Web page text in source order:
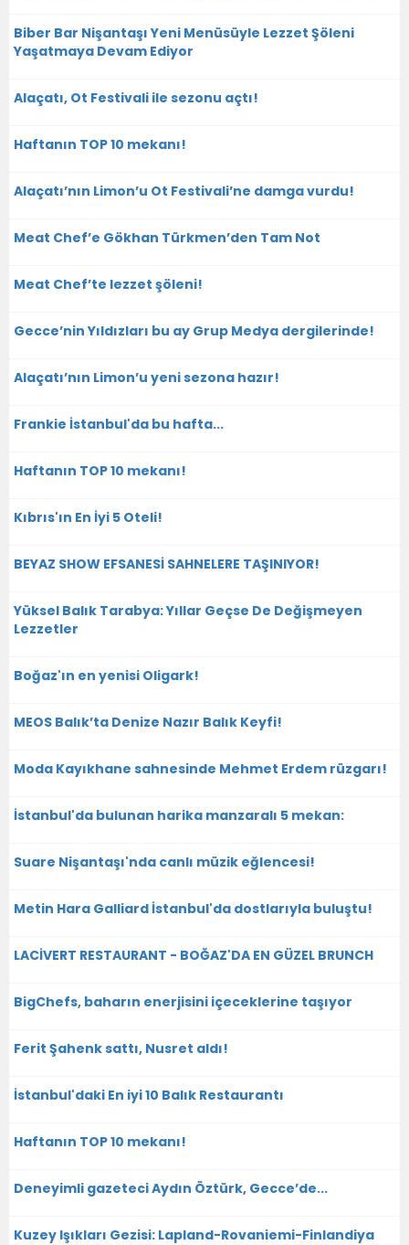
Biber Bar Nişantaşı Yeni Menüsüyle Lezzet Şöleni
Yaşatmaya Devam Ediyor
Alaçatı, Ot Festivali ile sezonu açtı!
Haftanın TOP 10 mekanı!
Alaçatı’nın Limon’u Ot Festivali’ne damga vurdu!
Meat Chef’e Gökhan Türkmen’den Tam Not
Meat Chef’te lezzet şöleni!
Gecce’nin Yıldızları bu ay Grup Medya dergilerinde!
Alaçatı’nın Limon’u yeni sezona hazır!
Frankie İstanbul'da bu hafta...
Haftanın TOP 10 mekanı!
Kıbrıs'ın En İyi 5 Oteli!
BEYAZ SHOW EFSANESİ SAHNELERE TAŞINIYOR!
Yüksel Balık Tarabya: Yıllar Geçse De Değişmeyen
Lezzetler
Boğaz'ın en yenisi Oligark!
MEOS Balık’ta Denize Nazır Balık Keyfi!
Moda Kayıkhane sahnesinde Mehmet Erdem rüzgarı!
İstanbul'da bulunan harika manzaralı 5 mekan:
Suare Nişantaşı'nda canlı müzik eğlencesi!
Metin Hara Galliard İstanbul'da dostlarıyla buluştu!
LACİVERT RESTAURANT - BOĞAZ'DA EN GÜZEL BRUNCH
BigChefs, baharın enerjisini içeceklerine taşıyor
Ferit Şahenk sattı, Nusret aldı!
İstanbul'daki En iyi 10 Balık Restaurantı
Haftanın TOP 10 mekanı!
Deneyimli gazeteci Aydın Öztürk, Gecce’de...
Kuzey Işıkları Gezisi: Lapland-Rovaniemi-Finlandiya